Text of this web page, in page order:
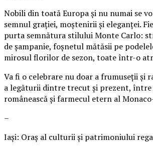
Nobili din toată Europa și nu numai se
semnul grației, moștenirii și eleganței.
purta semnătura stilului Monte Carlo:
de șampanie, foșnetul mătăsii pe
mirosul florilor de sezon, toate într-o
Va fi o celebrare nu doar a frumuseții și
a legăturii dintre trecut și prezent,
românească și farmecul etern al
–
Iași: Oraș al culturii și patrimoniului